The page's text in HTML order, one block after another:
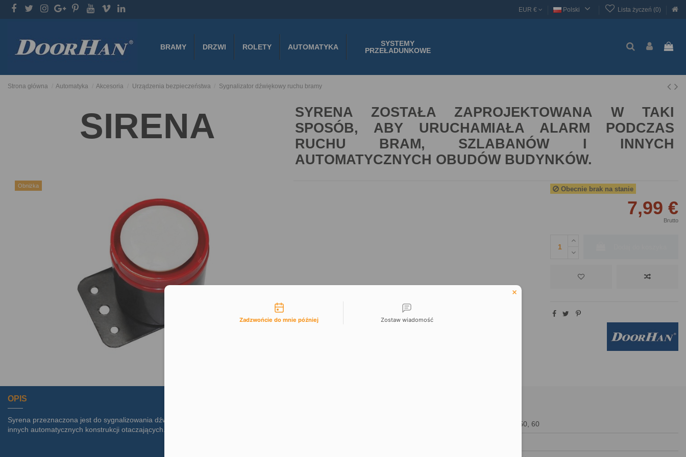
EUR € Polski Lista życzeń (0) 
BRAMY DRZWI ROLETY AUTOMATYKA
SYSTEMY
PRZEŁADUNKOWE
Strona główna Automatyka Akcesoria Urządzenia bezpieczeństwa Sygnalizator dźwiękowy ruchu bramy
SIRENA
SYRENA ZOSTAŁA ZAPROJEKTOWANA W TAKI
SPOSÓB, ABY URUCHAMIAŁA ALARM PODCZAS
RUCHU BRAM, SZLABANÓW I INNYCH
AUTOMATYCZNYCH OBUDÓW BUDYNKÓW.
Obniżka Obecnie brak na stanie
7,99 €
Brutto
OPIS
Syrena przeznaczona jest do sygnalizowania dźwiękiem ruchu bram, szlabanów i
innych automatycznych konstrukcji otaczających. Głośność syreny 90 dB.
220-240 / 50, 60
Możliwości kontaktu
Zadzwońcie do mnie później Zostaw wiadomość